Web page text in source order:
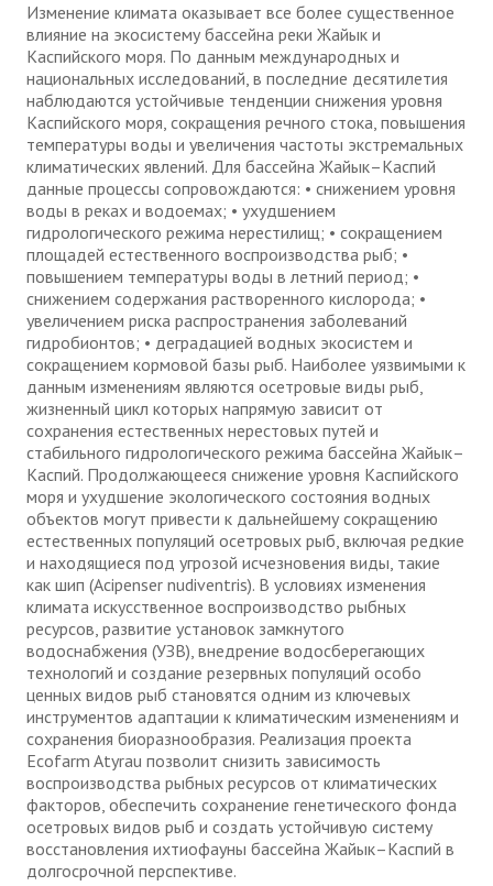
Изменение климата оказывает все более существенное
влияние на экосистему бассейна реки Жайык и
Каспийского моря. По данным международных и
национальных исследований, в последние десятилетия
наблюдаются устойчивые тенденции снижения уровня
Каспийского моря, сокращения речного стока, повышения
температуры воды и увеличения частоты экстремальных
климатических явлений. Для бассейна Жайык–Каспий
данные процессы сопровождаются: • снижением уровня
воды в реках и водоемах; • ухудшением
гидрологического режима нерестилищ; • сокращением
площадей естественного воспроизводства рыб; •
повышением температуры воды в летний период; •
снижением содержания растворенного кислорода; •
увеличением риска распространения заболеваний
гидробионтов; • деградацией водных экосистем и
сокращением кормовой базы рыб. Наиболее уязвимыми к
данным изменениям являются осетровые виды рыб,
жизненный цикл которых напрямую зависит от
сохранения естественных нерестовых путей и
стабильного гидрологического режима бассейна Жайык–
Каспий. Продолжающееся снижение уровня Каспийского
моря и ухудшение экологического состояния водных
объектов могут привести к дальнейшему сокращению
естественных популяций осетровых рыб, включая редкие
и находящиеся под угрозой исчезновения виды, такие
как шип (Acipenser nudiventris). В условиях изменения
климата искусственное воспроизводство рыбных
ресурсов, развитие установок замкнутого
водоснабжения (УЗВ), внедрение водосберегающих
технологий и создание резервных популяций особо
ценных видов рыб становятся одним из ключевых
инструментов адаптации к климатическим изменениям и
сохранения биоразнообразия. Реализация проекта
Ecofarm Atyrau позволит снизить зависимость
воспроизводства рыбных ресурсов от климатических
факторов, обеспечить сохранение генетического фонда
осетровых видов рыб и создать устойчивую систему
восстановления ихтиофауны бассейна Жайык–Каспий в
долгосрочной перспективе.